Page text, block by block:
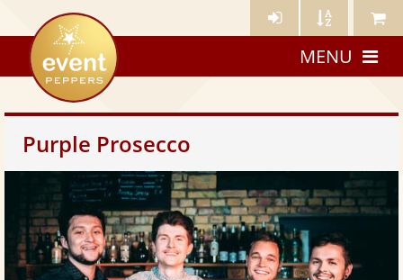
Künstler- Künstler Meine
eventpeppers
MENU
Purple Prosecco